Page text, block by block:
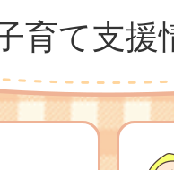
減補助金のご
業所内・小規
育て支援